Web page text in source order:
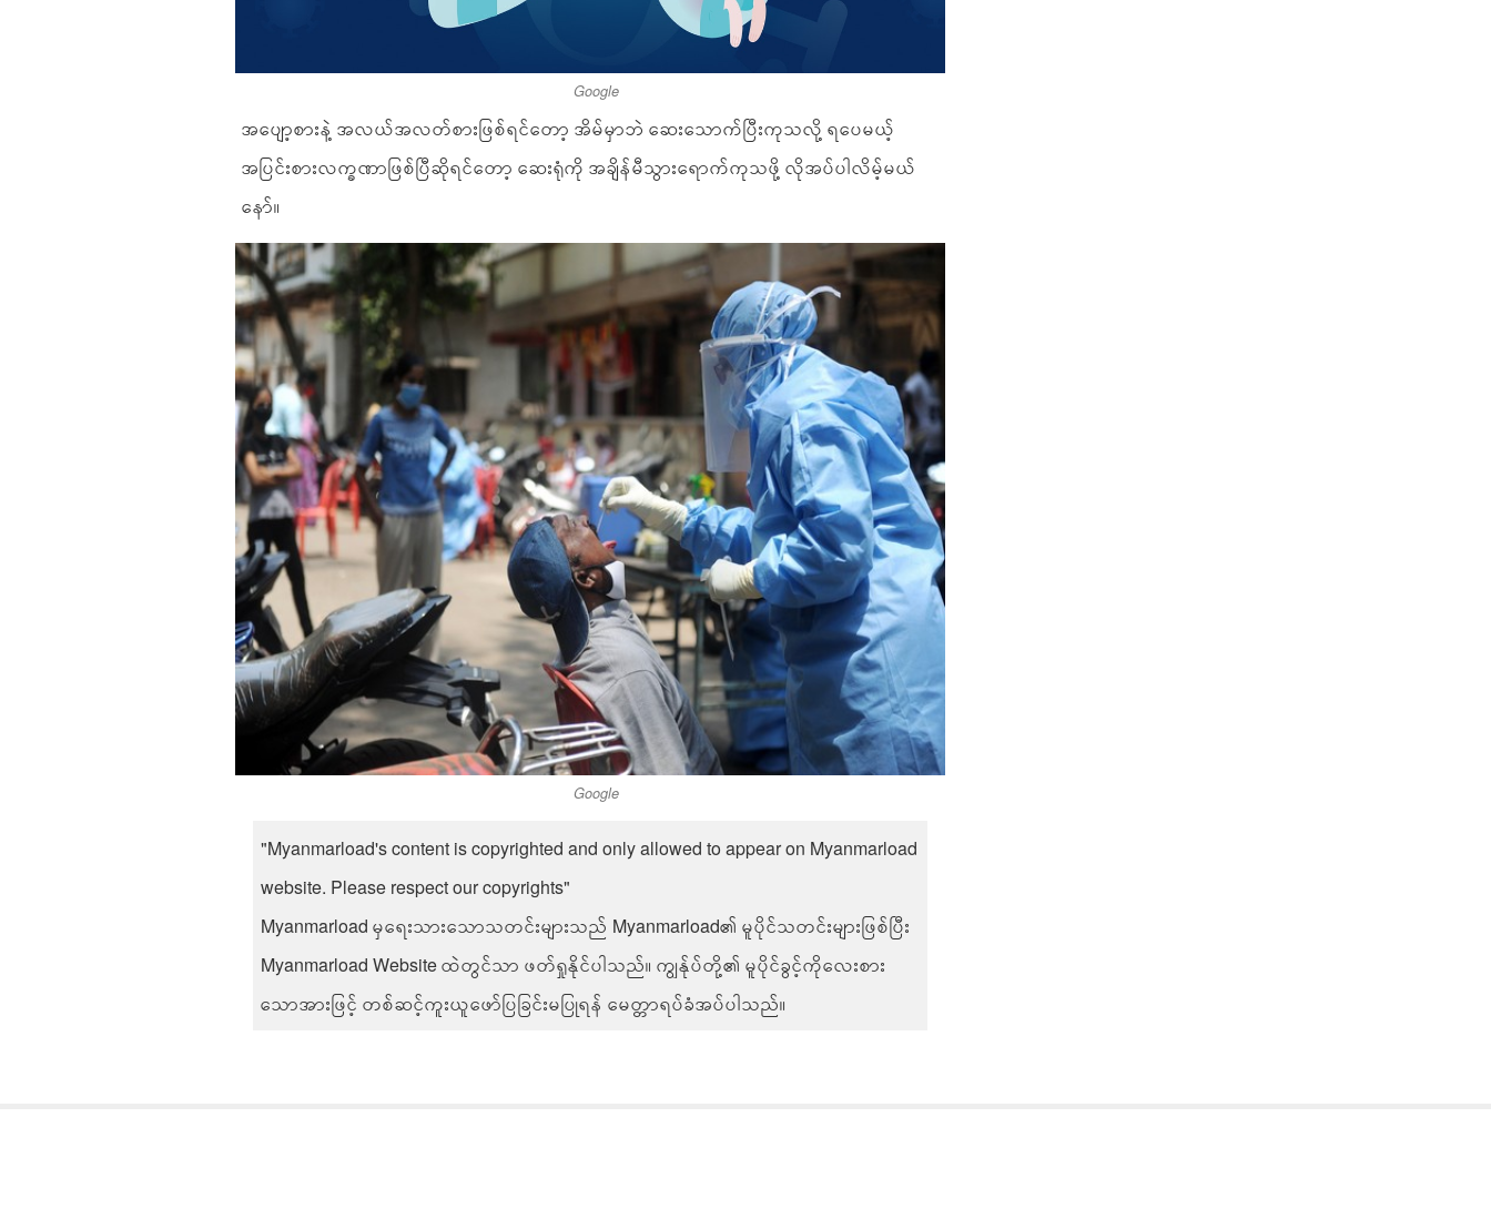
Google
အပျော့စားနဲ့ အလယ်အလတ်စားဖြစ်ရင်တော့ အိမ်မှာဘဲ ဆေးသောက်ပြီးကုသလို့ ရပေမယ့်
အပြင်းစားလက္ခဏာဖြစ်ပြီဆိုရင်တော့ ဆေးရုံကို အချိန်မီသွားရောက်ကုသဖို့ လိုအပ်ပါလိမ့်မယ်
နော်။
Google
"Myanmarload's content is copyrighted and only allowed to appear on Myanmarload
website. Please respect our copyrights"
Myanmarload မှရေးသားသောသတင်းများသည် Myanmarload၏ မူပိုင်သတင်းများဖြစ်ပြီး
Myanmarload Website ထဲတွင်သာ ဖတ်ရှုနိုင်ပါသည်။ ကျွန်ုပ်တို့၏ မူပိုင်ခွင့်ကိုလေးစား
သောအားဖြင့် တစ်ဆင့်ကူးယူဖော်ပြခြင်းမပြုရန် မေတ္တာရပ်ခံအပ်ပါသည်။